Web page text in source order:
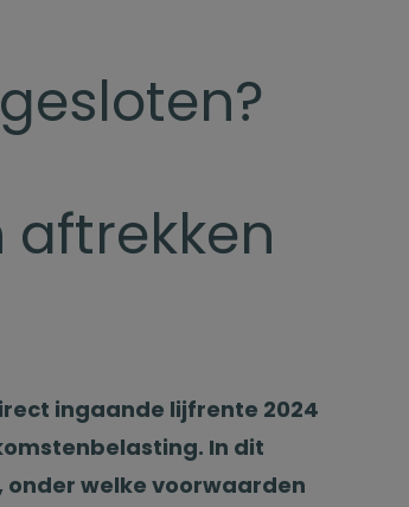
ingaande lijfrente 2024
In dit
onder welke voorwaarden